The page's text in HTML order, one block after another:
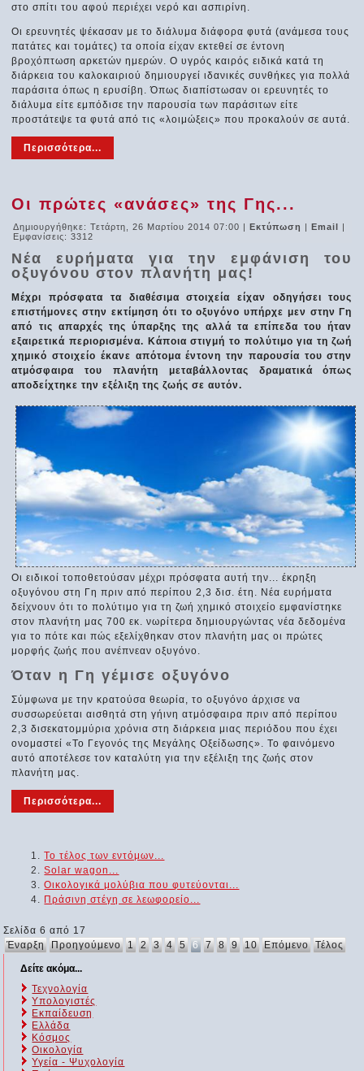
στο σπίτι του αφού περιέχει νερό και ασπιρίνη.
Οι ερευνητές ψέκασαν με το διάλυμα διάφορα φυτά (ανάμεσα τους
πατάτες και τομάτες) τα οποία είχαν εκτεθεί σε έντονη
βροχόπτωση αρκετών ημερών. Ο υγρός καιρός ειδικά κατά τη
διάρκεια του καλοκαιριού δημιουργεί ιδανικές συνθήκες για πολλά
παράσιτα όπως η ερυσίβη. Όπως διαπίστωσαν οι ερευνητές το
διάλυμα είτε εμπόδισε την παρουσία των παράσιτων είτε
προστάτεψε τα φυτά από τις «λοιμώξεις» που προκαλούν σε αυτά.
Περισσότερα...
Οι πρώτες «ανάσες» της Γης...
Δημιουργήθηκε: Τετάρτη, 26 Μαρτίου 2014 07:00 |Εκτύπωση |Email |
Εμφανίσεις: 3312
Νέα ευρήματα για την εμφάνιση του
οξυγόνου στον πλανήτη μας!
Μέχρι πρόσφατα τα διαθέσιμα στοιχεία είχαν οδηγήσει τους
επιστήμονες στην εκτίμηση ότι το οξυγόνο υπήρχε μεν στην Γη
από τις απαρχές της ύπαρξης της αλλά τα επίπεδα του ήταν
εξαιρετικά περιορισμένα. Κάποια στιγμή το πολύτιμο για τη ζωή
χημικό στοιχείο έκανε απότομα έντονη την παρουσία του στην
ατμόσφαιρα του πλανήτη μεταβάλλοντας δραματικά όπως
αποδείχτηκε την εξέλιξη της ζωής σε αυτόν.
Οι ειδικοί τοποθετούσαν μέχρι πρόσφατα αυτή την... έκρηξη
οξυγόνου στη Γη πριν από περίπου 2,3 δισ. έτη. Νέα ευρήματα
δείχνουν ότι το πολύτιμο για τη ζωή χημικό στοιχείο εμφανίστηκε
στον πλανήτη μας 700 εκ. νωρίτερα δημιουργώντας νέα δεδομένα
για το πότε και πώς εξελίχθηκαν στον πλανήτη μας οι πρώτες
μορφής ζωής που ανέπνεαν οξυγόνο.
Όταν η Γη γέμισε οξυγόνο
Σύμφωνα με την κρατούσα θεωρία, το οξυγόνο άρχισε να
συσσωρεύεται αισθητά στη γήινη ατμόσφαιρα πριν από περίπου
2,3 δισεκατομμύρια χρόνια στη διάρκεια μιας περιόδου που έχει
ονομαστεί «Το Γεγονός της Μεγάλης Οξείδωσης». Το φαινόμενο
αυτό αποτέλεσε τον καταλύτη για την εξέλιξη της ζωής στον
πλανήτη μας.
Περισσότερα...
Το τέλος των εντόμων...
Solar wagon...
Οικολογικά μολύβια που φυτεύονται...
Πράσινη στέγη σε λεωφορείο...
Σελίδα 6 από 17
Έναρξη Προηγούμενο 1 2 3 4 5 6 7 8 9 10 Επόμενο Τέλος
Δείτε ακόμα...
Τεχνολογία
Υπολογιστές
Εκπαίδευση
Ελλάδα
Κόσμος
Οικολογία
Υγεία - Ψυχολογία